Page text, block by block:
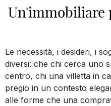
Un'immobiliare
Le necessità, i desideri, i
diversi: che chi cerca uno
centro, chi una villetta in
pregio in un contesto
alle forme che una